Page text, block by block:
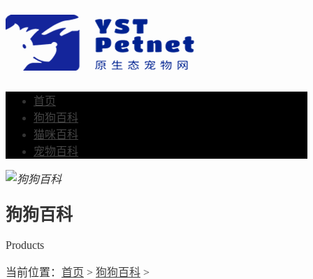
首页
狗狗百科
猫咪百科
宠物百科
狗狗百科
Products
当前位置： 首页 > 狗狗百科 >